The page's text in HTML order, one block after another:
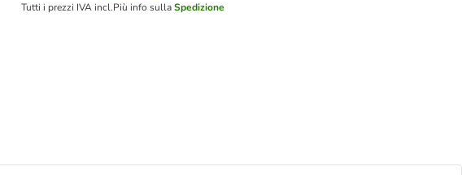
Tutti i prezzi IVA incl.Più info sullaSpedizione